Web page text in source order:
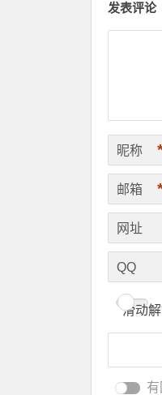
发表评论
昵称
邮箱
网址
QQ
滑动